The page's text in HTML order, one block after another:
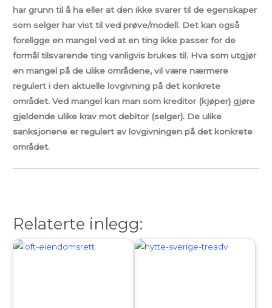
har grunn til å ha eller at den ikke svarer til de egenskaper
som selger har vist til ved prøve/modell. Det kan også
foreligge en mangel ved at en ting ikke passer for de
formål tilsvarende ting vanligvis brukes til. Hva som utgjør
en mangel på de ulike områdene, vil være nærmere
regulert i den aktuelle lovgivning på det konkrete
området. Ved mangel kan man som kreditor (kjøper) gjøre
gjeldende ulike krav mot debitor (selger). De ulike
sanksjonene er regulert av lovgivningen på det konkrete
området.
Relaterte inlegg: